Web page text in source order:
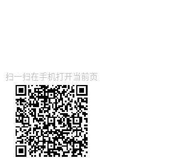
扫一扫在手机打开当前页